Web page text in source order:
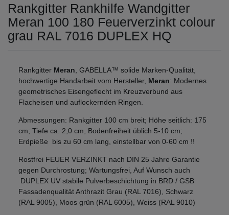
Rankgitter Rankhilfe Wandgitter
Meran 100 180 Feuerverzinkt colour
grau RAL 7016 DUPLEX HQ
Rankgitter Meran , GABELLA™ solide Marken-Qualität,
hochwertige Handarbeit vom Hersteller, Meran: Modernes
geometrisches Eisengeflecht im Kreuzverbund aus
Flacheisen und auflockernden Ringen.
Abmessungen: Rankgitter 100 cm breit; Höhe seitlich: 175
cm; Tiefe ca. 2,0 cm, Bodenfreiheit üblich 5-10 cm;
Erdpieße bis zu 60 cm lang, einstellbar von 0-60 cm !!
Rostfrei FEUER VERZINKT nach DIN 25 Jahre Garantie
gegen Durchrostung; Wartungsfrei, Auf Wunsch auch
DUPLEX UV stabile Pulverbeschichtung in BRD / GSB
Fassadenqualität Anthrazit Grau (RAL 7016), Schwarz
(RAL 9005), Moos grün (RAL 6005), Weiss (RAL 9010)